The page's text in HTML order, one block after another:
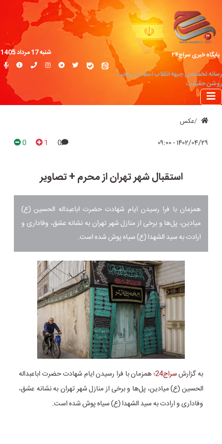
پایگاه خبری سراج۲۴
رسانه تخصصی جبهه انقلاب اسلامی؛ روایت
روشن حقیقت
شنبه 17 مرداد 1405
عکس
۱۴۰۲/۰۴/۲۹ - ۰۹:۰۰ 0
1
0
استقبال شهر تهران از محرم + تصاویر
همزمان با فرا رسیدن ایام شهادت حضرت اباعبداله الحسین (ع)
میادین، پل‌ها و برخی از منازل شهر تهران به نشانه عشق، وفاداری و
ارادت به سید الشهدا (ع) سیاه پوش شده است.
به گزارشسراج24
؛ همزمان با فرا رسیدن ایام شهادت حضرت اباعبداله
الحسین (ع) میادین، پل‌ها و برخی از منازل شهر تهران به نشانه عشق،
وفاداری و ارادت به سید الشهدا (ع) سیاه پوش شده است.